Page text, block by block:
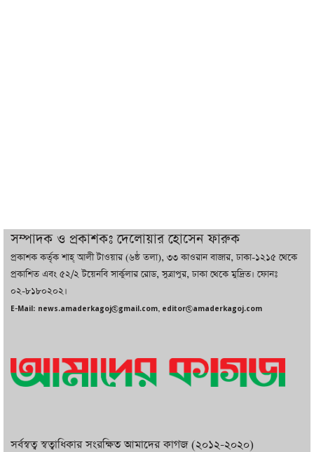
দুবাইয়ে বেনজীরের জামিন বাতিল করতে ল
ফার্ম নিয়োগ করেছে সরকার
করা হবে : পররাষ্ট্র প্রতিমন্ত্রী
সম্পাদক ও প্রকাশকঃ দেলোয়ার হোসেন ফারুক
প্রকাশক কর্তৃক শাহ্ আলী টাওয়ার (৬ষ্ঠ তলা), ৩৩ কাওরান বাজার, ঢাকা-১২১৫ থেকে
প্রকাশিত এবং ৫২/২ টয়েনবি সার্কুলার রোড, সুত্রাপুর, ঢাকা থেকে মুদ্রিত। ফোনঃ
০২-৮১৮০২০২।
E-Mail: news.amaderkagoj@gmail.com, editor@amaderkagoj.com
সর্বস্বত্ব স্বত্বাধিকার সংরক্ষিত আমাদের কাগজ (২০১২-২০২০)